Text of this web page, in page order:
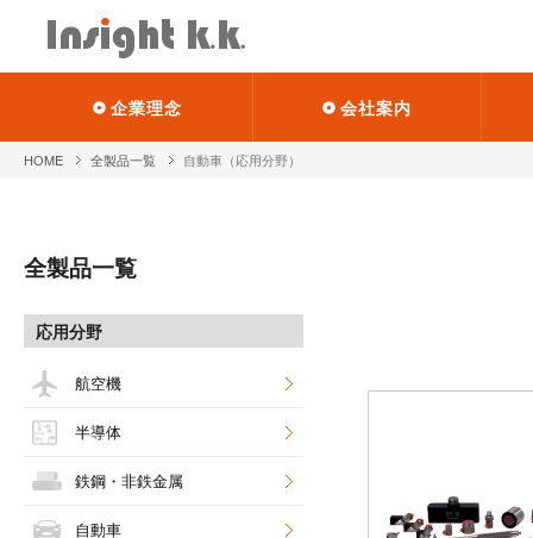
企業理念 会社案内
HOME 全製品一覧 自動車（応用分野）
全製品一覧
応用分野
航空機
半導体
鉄鋼・非鉄金属
自動車